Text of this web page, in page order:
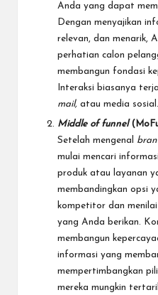
Anda yang dapat
Dengan menyajikan
relevan, dan menarik,
perhatian calon
membangun fondasi
Interaksi biasanya
mail, atau media sosial.
Middle of funnel
Setelah mengenal
mulai mencari
produk atau layanan
membandingkan opsi
kompetitor dan
yang Anda berikan.
membangun
informasi yang
mempertimbangkan
mereka mungkin